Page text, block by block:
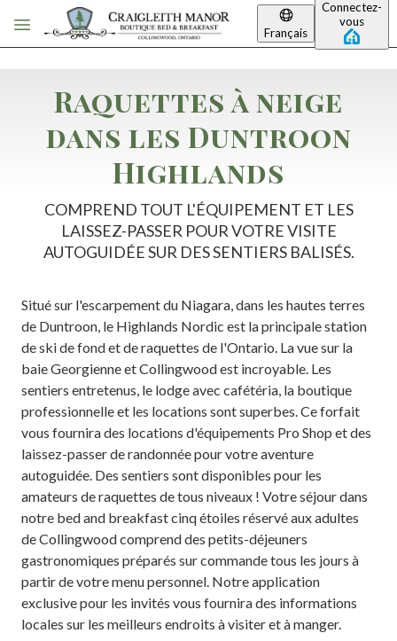
Passer au contenu principal
Français
Connectez-
vous
Raquettes à neige
dans les Duntroon
Highlands
COMPREND TOUT L'ÉQUIPEMENT ET LES
LAISSEZ-PASSER POUR VOTRE VISITE
AUTOGUIDÉE SUR DES SENTIERS BALISÉS.
Situé sur l'escarpement du Niagara, dans les hautes terres
de Duntroon, le Highlands Nordic est la principale station
de ski de fond et de raquettes de l'Ontario. La vue sur la
baie Georgienne et Collingwood est incroyable. Les
sentiers entretenus, le lodge avec cafétéria, la boutique
professionnelle et les locations sont superbes. Ce forfait
vous fournira des locations d'équipements Pro Shop et des
laissez-passer de randonnée pour votre aventure
autoguidée. Des sentiers sont disponibles pour les
amateurs de raquettes de tous niveaux ! Votre séjour dans
notre bed and breakfast cinq étoiles réservé aux adultes
de Collingwood comprend des petits-déjeuners
gastronomiques préparés sur commande tous les jours à
partir de votre menu personnel. Notre application
exclusive pour les invités vous fournira des informations
locales sur les meilleurs endroits à visiter et à manger.